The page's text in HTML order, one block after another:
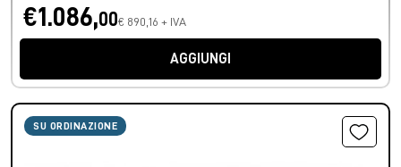
€1.086,00€ 890,16 + IVA
AGGIUNGI
SU ORDINAZIONE